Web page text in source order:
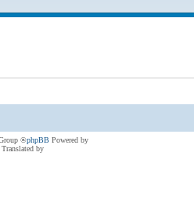
Powered by
phpBB
® Forum Software © phpBB Group
Translated by